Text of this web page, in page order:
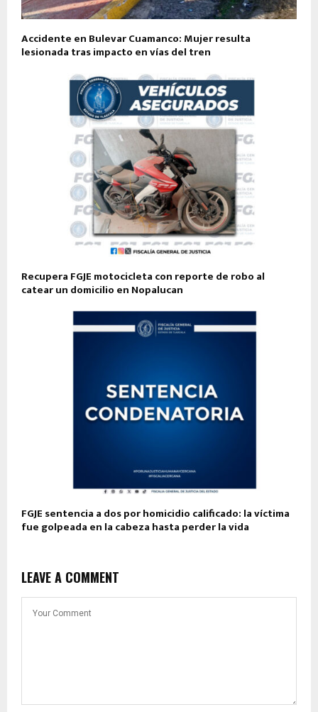
Accidente en Bulevar Cuamanco: Mujer resulta
lesionada tras impacto en vías del tren
Recupera FGJE motocicleta con reporte de robo al
catear un domicilio en Nopalucan
FGJE sentencia a dos por homicidio calificado: la víctima
fue golpeada en la cabeza hasta perder la vida
LEAVE A COMMENT